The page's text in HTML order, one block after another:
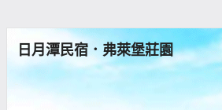
日月潭民宿．弗萊堡莊園